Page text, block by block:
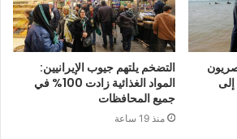
التضخم يلتهم جيوب الإيرانيين:
المواد الغذائية زادت 100% في
جميع المحافظات
منذ 19 ساعة